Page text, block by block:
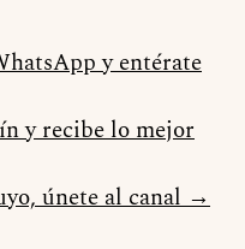
y entérate
y recibe lo mejor
únete al canal →